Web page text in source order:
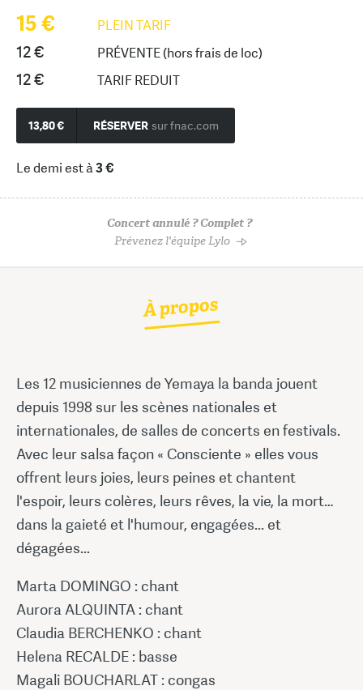
15 € PLEIN TARIF
12 € PRÉVENTE (hors frais de loc)
12 € TARIF REDUIT
13,80 € RÉSERVER sur fnac.com
Le demi est à3 €
Concert annulé ? Complet ?
Prévenez l'équipe Lylo
À propos
Les 12 musiciennes de Yemaya la banda jouent
depuis 1998 sur les scènes nationales et
internationales, de salles de concerts en festivals.
Avec leur salsa façon « Consciente » elles vous
offrent leurs joies, leurs peines et chantent
l'espoir, leurs colères, leurs rêves, la vie, la mort…
dans la gaieté et l'humour, engagées... et
dégagées...
Marta DOMINGO : chant
Aurora ALQUINTA : chant
Claudia BERCHENKO : chant
Helena RECALDE : basse
Magali BOUCHARLAT : congas